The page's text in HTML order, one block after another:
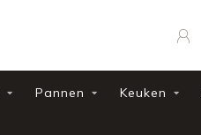
Pannen Keuken